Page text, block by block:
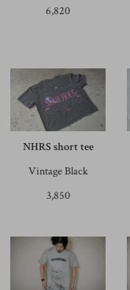
6,820
NHRS short tee
Vintage Black
3,850